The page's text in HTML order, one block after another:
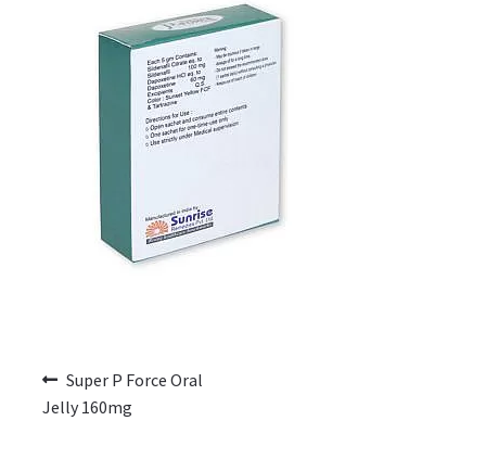
Voyage romantique.
Comment choisir?
Blogue
Super P Force Oral
Jelly 160mg